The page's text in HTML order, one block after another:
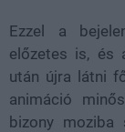
Ezzel a
előzetes is, és
után újra látni
animáció
bizony moziba